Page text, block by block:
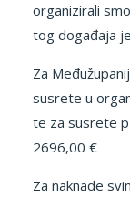
organizirali
tog događaja
Za
susrete u
te za susrete
2696,00 €
Za naknade